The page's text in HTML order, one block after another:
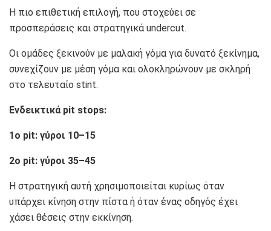
Η πιο επιθετική επιλογή, που στοχεύει σε
προσπεράσεις και στρατηγικά undercut.
Οι ομάδες ξεκινούν με μαλακή γόμα για δυνατό ξεκίνημα,
συνεχίζουν με μέση γόμα και ολοκληρώνουν με σκληρή
στο τελευταίο stint.
Ενδεικτικά pit stops:
1ο pit: γύροι 10–15
2ο pit: γύροι 35–45
Η στρατηγική αυτή χρησιμοποιείται κυρίως όταν
υπάρχει κίνηση στην πίστα ή όταν ένας οδηγός έχει
χάσει θέσεις στην εκκίνηση.